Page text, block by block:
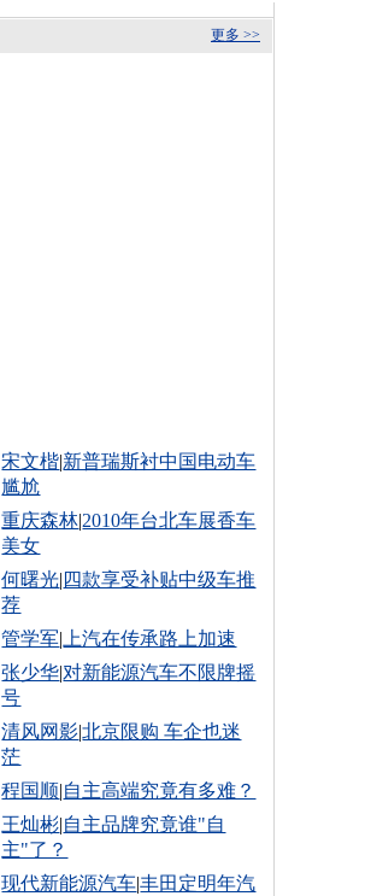
更多 >>
宋文楷|新普瑞斯衬中国电动车
尴尬
重庆森林|2010年台北车展香车
美女
何曙光| 四款享受补贴中级车推
荐
管学军| 上汽在传承路上加速
张少华|对新能源汽车不限牌摇
号
清风网影|北京限购 车企也迷
茫
程国顺|自主高端究竟有多难？
王灿彬|自主品牌究竟谁"自
主"了？
现代新能源汽车|丰田定明年汽